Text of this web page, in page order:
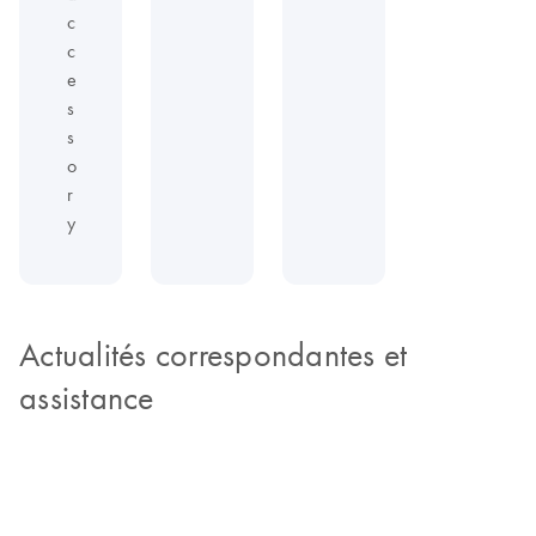
c
c
e
s
s
o
r
y
Actualités correspondantes et
assistance